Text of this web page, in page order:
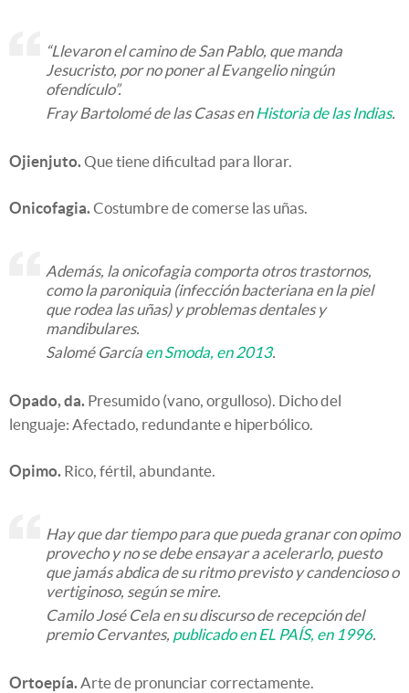
“Llevaron el camino de San Pablo, que manda
Jesucristo, por no poner al Evangelio ningún
ofendículo”.
Fray Bartolomé de las Casas enHistoria de las Indias.
Ojienjuto.Que tiene dificultad para llorar.
Onicofagia.Costumbre de comerse las uñas.
Además, la onicofagia comporta otros trastornos,
como la paroniquia (infección bacteriana en la piel
que rodea las uñas) y problemas dentales y
mandibulares.
Salomé García en Smoda, en 2013.
Opado, da. Presumido (vano, orgulloso). Dicho del
lenguaje: Afectado, redundante e hiperbólico.
Opimo. Rico, fértil, abundante.
Hay que dar tiempo para que pueda granar con opimo
provecho y no se debe ensayar a acelerarlo, puesto
que jamás abdica de su ritmo previsto y candencioso o
vertiginoso, según se mire.
Camilo José Cela en su discurso de recepción del
premio Cervantes, publicado en EL PAÍS, en 1996.
Ortoepía.Arte de pronunciar correctamente.